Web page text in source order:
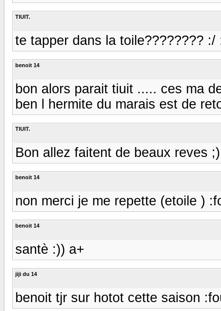
TIUIT.
te tapper dans la toile????????
benoit 14
bon alors parait tiuit ..... ces ma
ben l hermite du marais est de
TIUIT.
Bon allez faitent de beaux reves
benoit 14
non merci je me repette (etoile )
benoit 14
santè :)) a+
jiji du 14
benoit tjr sur hotot cette saison